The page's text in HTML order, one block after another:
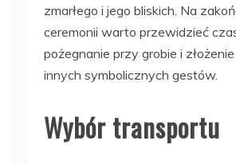
zmarłego i jego bliskich. Na
ceremonii warto przewidzieć
pożegnanie przy grobie i
innych symbolicznych gestów.
Wybór transportu